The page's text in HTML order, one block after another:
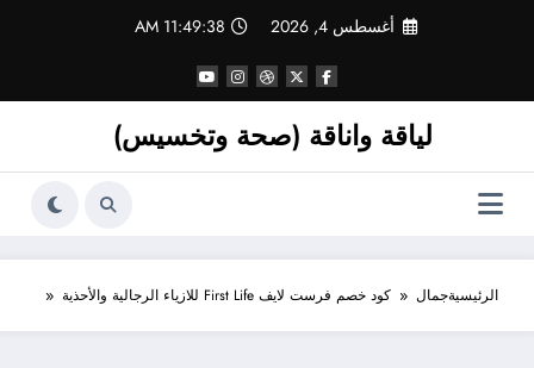
أغسطس 4, 2026 11:49:39 AM
لياقة واناقة (صحة وتخسيس)
الرئيسيةجمال كود خصم فرست لايف First Life للازياء الرجالية والأحذية